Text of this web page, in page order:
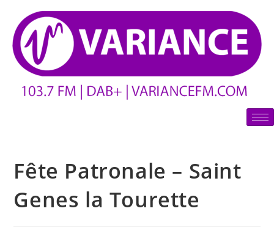
Fête Patronale – Saint
Genes la Tourette